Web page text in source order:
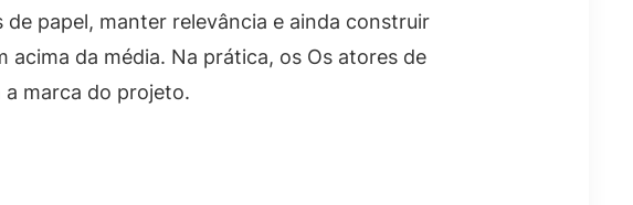
papel, manter relevância e ainda construir
da média. Na prática, os Os atores de
marca do projeto.